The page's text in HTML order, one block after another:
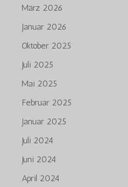
März 2026
Januar 2026
Oktober 2025
Juli 2025
Mai 2025
Februar 2025
Januar 2025
Juli 2024
Juni 2024
April 2024